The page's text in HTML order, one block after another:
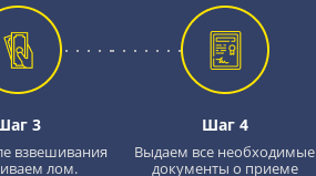
3
взвешивания
лом.
Шаг 4
Выдаем все необходимые
документы о приеме